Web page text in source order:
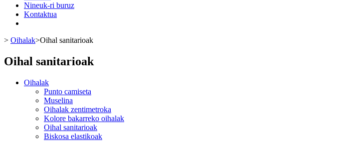
Nineuk-ri buruz
Kontaktua
> Oihalak>Oihal sanitarioak
Oihal sanitarioak
Oihalak
Punto camiseta
Muselina
Oihalak zentimetroka
Kolore bakarreko oihalak
Oihal sanitarioak
Biskosa elastikoak